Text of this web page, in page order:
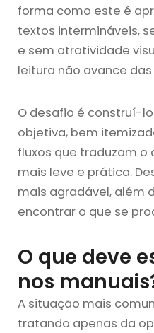
forma como este é
textos intermináveis,
e sem atratividade
leitura não avance
O desafio é construí-
objetiva, bem
fluxos que traduzam
mais leve e prática.
mais agradável, além
encontrar o que se
O que deve
nos
A situação mais
tratando apenas da